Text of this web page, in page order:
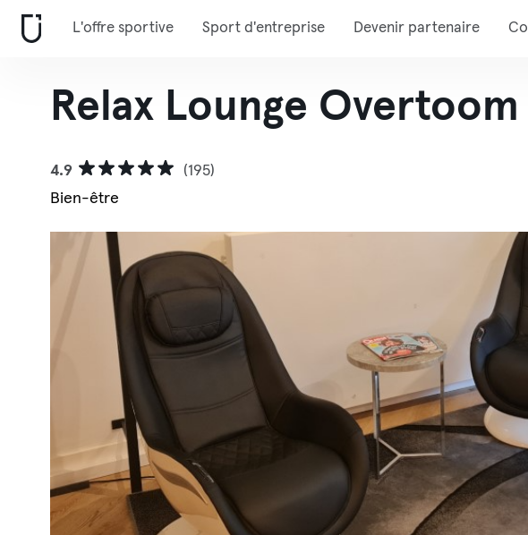
L'offre sportive Sport d'entreprise Devenir partenaire
Relax Lounge
4.9
(195)
Bien-être